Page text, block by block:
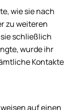
wie sie nach
zu weiteren
schließlich
wurde ihr
Kontakte
auf einen